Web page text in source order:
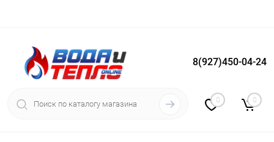
Вход Регистрация
8(927)450-04-24
0 0